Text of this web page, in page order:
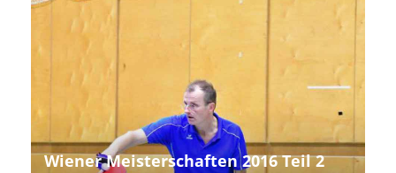
Wiener Meisterschaften 2016 Teil 2